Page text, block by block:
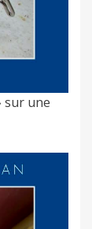
sur une